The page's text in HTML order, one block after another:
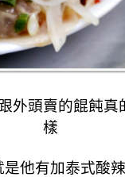
外頭賣的餛飩真
樣
是他有加泰式酸